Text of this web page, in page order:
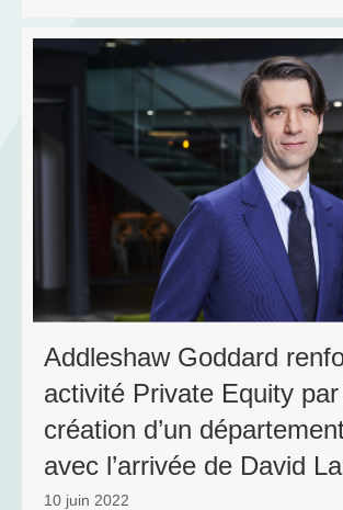
Addleshaw Goddard
activité Private Equity
création d’un
avec l’arrivée de David
10 juin 2022